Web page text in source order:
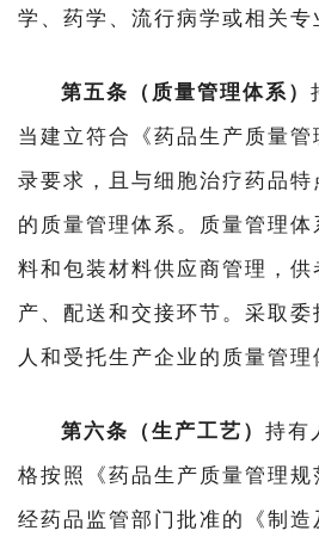
学、药学、流行病学或相关专
第五条（质量管理体系）
当建立符合《药品生产质量
录要求，且与细胞治疗药品
的质量管理体系。质量管理
料和包装材料供应商管理，供
产、配送和交接环节。采取
人和受托生产企业的质量管理
第六条（生产工艺） 持有
格按照《药品生产质量管理
经药品监管部门批准的《制造